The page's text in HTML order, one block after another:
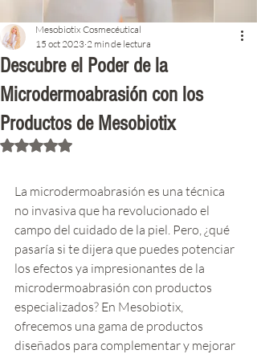
Descubre el Poder de la
Microdermoabrasión con los
Productos de Mesobiotix
Mesobiotix Cosmecéutical
15 oct 2023 2 min de lectura
Obtuvo NaN de 5 estrellas.
La microdermoabrasión es una técnica
no invasiva que ha revolucionado el
campo del cuidado de la piel. Pero, ¿qué
pasaría si te dijera que puedes potenciar
los efectos ya impresionantes de la
microdermoabrasión con productos
especializados? En Mesobiotix,
ofrecemos una gama de productos
diseñados para complementar y mejorar